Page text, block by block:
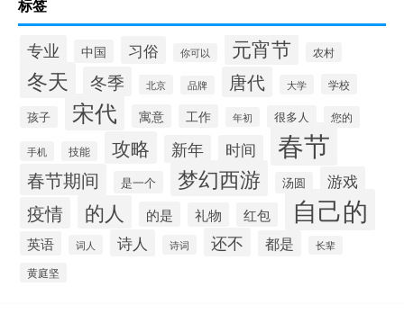
标签
专业 中国 习俗 你可以 元宵节 农村
冬天 冬季 北京 品牌 唐代 大学 学校
孩子 宋代 寓意 工作 年初 很多人 您的
手机 技能 攻略 新年 时间 春节
春节期间 是一个 梦幻西游 汤圆 游戏
疫情 的人 的是 礼物 红包 自己的
英语 词人 诗人 诗词 还不 都是 长辈
黄庭坚